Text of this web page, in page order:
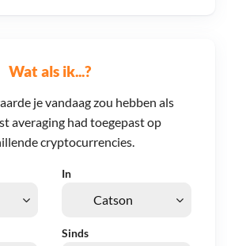
Wat als ik...?
je vandaag zou hebben als
averaging had toegepast op
cryptocurrencies.
In
Sinds